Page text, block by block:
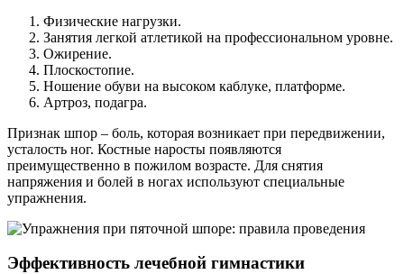
Физические нагрузки.
Занятия легкой атлетикой на профессиональном уровне.
Ожирение.
Плоскостопие.
Ношение обуви на высоком каблуке, платформе.
Артроз, подагра.
Признак шпор – боль, которая возникает при передвижении,
усталость ног. Костные наросты появляются
преимущественно в пожилом возрасте. Для снятия
напряжения и болей в ногах используют специальные
упражнения.
Эффективность лечебной гимнастики